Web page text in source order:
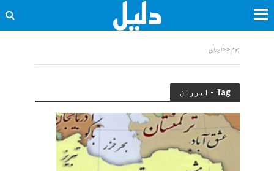
ہوم<<ایرران
Tag - ایرران